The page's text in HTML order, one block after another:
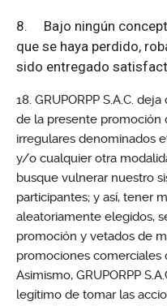
8. Bajo ningún
que se haya perdido,
sido entregado
GRUPORPP S.A.C.
de la presente promoción
irregulares denominados
y/o cualquier otra
busque vulnerar nuestro
participantes; y así, tener
aleatoriamente elegidos,
promoción y vetados de
promociones comerciales
Asimismo, GRUPORPP
legítimo de tomar las